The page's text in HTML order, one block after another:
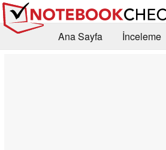
Ana Sayfa İnceleme